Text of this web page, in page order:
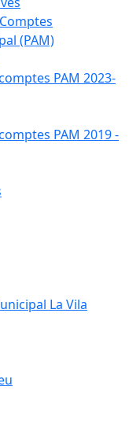
(PAM)
PAM 2023-
PAM 2019 -
La Vila